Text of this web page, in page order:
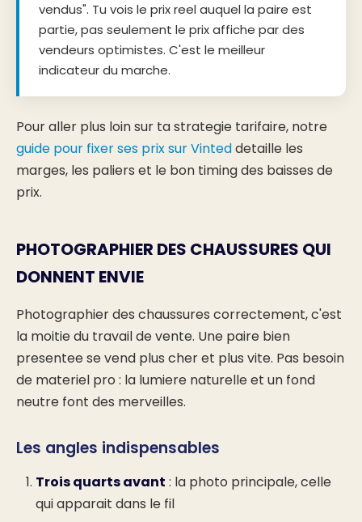
vendus". Tu vois le prix reel auquel la paire est
partie, pas seulement le prix affiche par des
vendeurs optimistes. C'est le meilleur
indicateur du marche.
Pour aller plus loin sur ta strategie tarifaire, notre
guide pour fixer ses prix sur Vinteddetaille les
marges, les paliers et le bon timing des baisses de
prix.
PHOTOGRAPHIER DES CHAUSSURES QUI
DONNENT ENVIE
Photographier des chaussures correctement, c'est
la moitie du travail de vente. Une paire bien
presentee se vend plus cher et plus vite. Pas besoin
de materiel pro : la lumiere naturelle et un fond
neutre font des merveilles.
Les angles indispensables
Trois quarts avant : la photo principale, celle
qui apparait dans le fil